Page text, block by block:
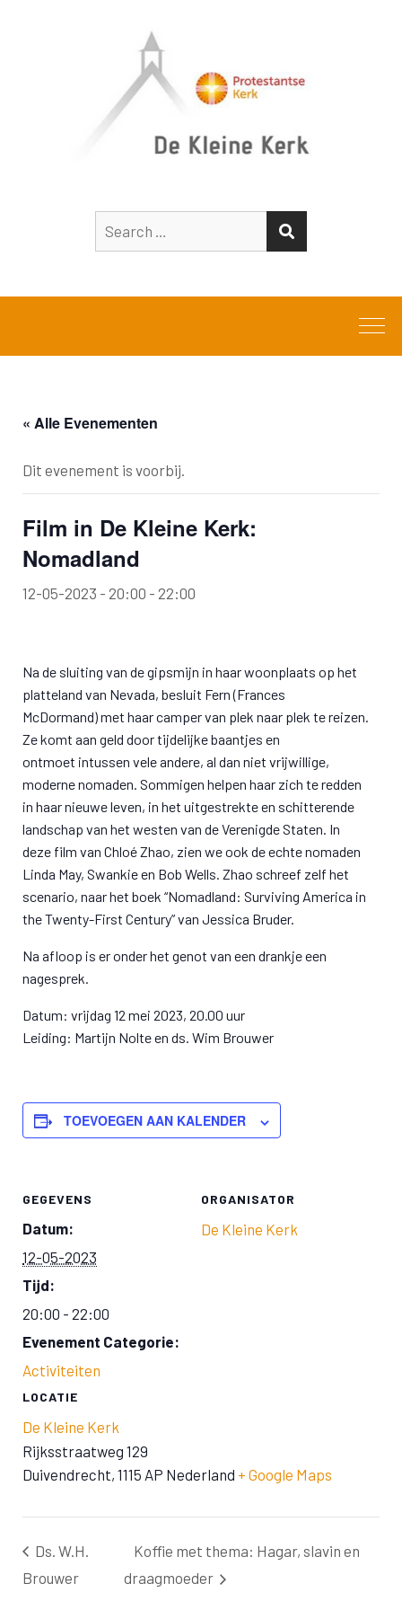
for:
« Alle Evenementen
Dit evenement is voorbij.
Film in De Kleine Kerk:
Nomadland
12-05-2023 - 20:00 - 22:00
Na de sluiting van de gipsmijn in haar woonplaats op het
platteland van Nevada, besluit Fern (Frances
McDormand) met haar camper van plek naar plek te reizen.
Ze komt aan geld door tijdelijke baantjes en
ontmoet intussen vele andere, al dan niet vrijwillige,
moderne nomaden. Sommigen helpen haar zich te redden
in haar nieuwe leven, in het uitgestrekte en schitterende
landschap van het westen van de Verenigde Staten. In
deze film van Chloé Zhao, zien we ook de echte nomaden
Linda May, Swankie en Bob Wells. Zhao schreef zelf het
scenario, naar het boek “Nomadland: Surviving America in
the Twenty-First Century” van Jessica Bruder.
Na afloop is er onder het genot van een drankje een
nagesprek.
Datum: vrijdag 12 mei 2023, 20.00 uur
Leiding: Martijn Nolte en ds. Wim Brouwer
TOEVOEGEN AAN KALENDER
GEGEVENS
Datum:
12-05-2023
Tijd:
20:00 - 22:00
Evenement Categorie:
Activiteiten
LOCATIE
De Kleine Kerk
Rijksstraatweg 129
Duivendrecht, 1115 AP Nederland + Google Maps
ORGANISATOR
De Kleine Kerk
Ds. W.H.
Brouwer
Koffie met thema: Hagar, slavin en
draagmoeder